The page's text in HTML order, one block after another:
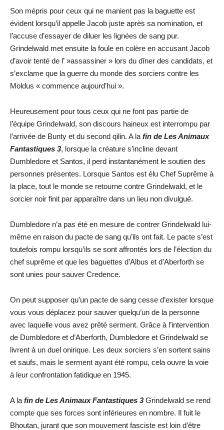
Son mépris pour ceux qui ne manient pas la baguette est
évident lorsqu’il appelle Jacob juste après sa nomination, et
l’accuse d’essayer de diluer les lignées de sang pur.
Grindelwald met ensuite la foule en colère en accusant Jacob
d’avoir tenté de l’ »assassiner » lors du dîner des candidats, et
s’exclame que la guerre du monde des sorciers contre les
Moldus « commence aujourd’hui ».
Heureusement pour tous ceux qui ne font pas partie de
l’équipe Grindelwald, son discours haineux est interrompu par
l’arrivée de Bunty et du second qilin. A la fin de Les Animaux
Fantastiques 3, lorsque la créature s’incline devant
Dumbledore et Santos, il perd instantanément le soutien des
personnes présentes. Lorsque Santos est élu Chef Suprême à
la place, tout le monde se retourne contre Grindelwald, et le
sorcier noir finit par apparaître dans un lieu non divulgué.
Dumbledore n’a pas été en mesure de contrer Grindelwald lui-
même en raison du pacte de sang qu’ils ont fait. Le pacte s’est
toutefois rompu lorsqu’ils se sont affrontés lors de l’élection du
chef suprême et que les baguettes d’Albus et d’Aberforth se
sont unies pour sauver Credence.
On peut supposer qu’un pacte de sang cesse d’exister lorsque
vous vous déplacez pour sauver quelqu’un de la personne
avec laquelle vous avez prêté serment. Grâce à l’intervention
de Dumbledore et d’Aberforth, Dumbledore et Grindelwald se
livrent à un duel onirique. Les deux sorciers s’en sortent sains
et saufs, mais le serment ayant été rompu, cela ouvre la voie
à leur confrontation fatidique en 1945.
A la fin de Les Animaux Fantastiques 3Grindelwald se rend
compte que ses forces sont inférieures en nombre. Il fuit le
Bhoutan, jurant que son mouvement fasciste est loin d’être